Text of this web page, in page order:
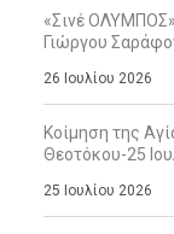
«Σινέ
Γιώργου
26 Ιουλίου 2026
Κοίμηση της
Θεοτόκου-25
25 Ιουλίου 2026